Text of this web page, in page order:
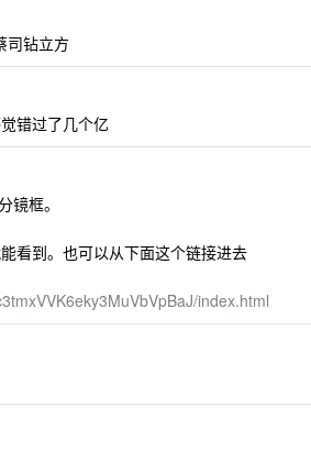
司钻立方
错过了几个亿
镜框。
看到。也可以从下面这个链接进去
index.html